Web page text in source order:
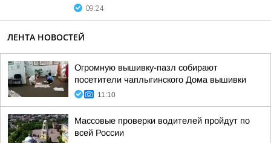
09:24
ЛЕНТА НОВОСТЕЙ
Огромную вышивку-пазл собирают
посетители чаплыгинского Дома вышивки
11:10
Массовые проверки водителей пройдут по
всей России